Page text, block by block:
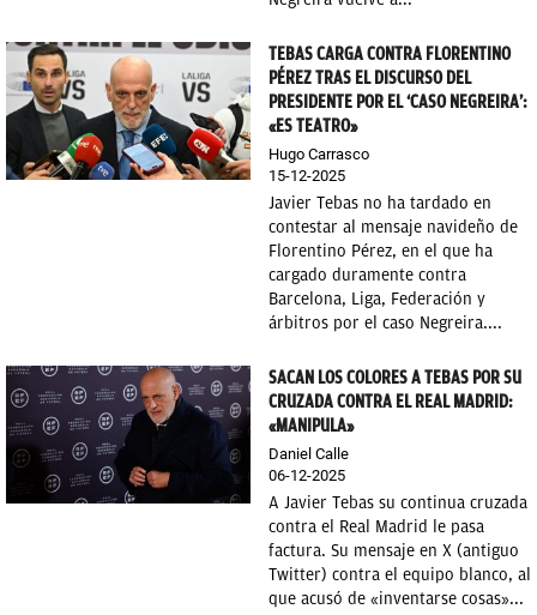
TEBAS CARGA CONTRA FLORENTINO
PÉREZ TRAS EL DISCURSO DEL
PRESIDENTE POR EL ‘CASO NEGREIRA’:
«ES TEATRO»
Hugo Carrasco
15-12-2025
Javier Tebas no ha tardado en
contestar al mensaje navideño de
Florentino Pérez, en el que ha
cargado duramente contra
Barcelona, Liga, Federación y
árbitros por el caso Negreira....
SACAN LOS COLORES A TEBAS POR SU
CRUZADA CONTRA EL REAL MADRID:
«MANIPULA»
Daniel Calle
06-12-2025
A Javier Tebas su continua cruzada
contra el Real Madrid le pasa
factura. Su mensaje en X (antiguo
Twitter) contra el equipo blanco, al
que acusó de «inventarse cosas»...